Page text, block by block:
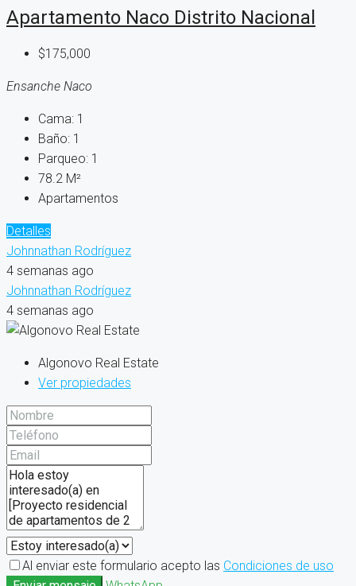
Apartamento Naco Distrito Nacional
$175,000
Ensanche Naco
Cama: 1
Baño: 1
Parqueo: 1
78.2 M²
Apartamentos
Detalles
Johnnathan Rodríguez
4 semanas ago
Johnnathan Rodríguez
4 semanas ago
Algonovo Real Estate
Ver propiedades
Al enviar este formulario acepto las Condiciones de uso